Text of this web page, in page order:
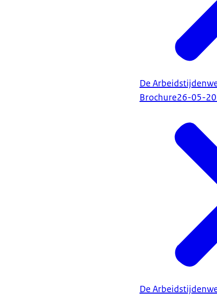
De
Brochure26-05-
De